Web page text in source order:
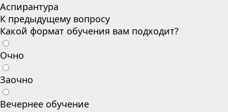
Аспирантура
К предыдущему вопросу
Какой формат обучения вам подходит?
Очно
Заочно
Вечернее обучение